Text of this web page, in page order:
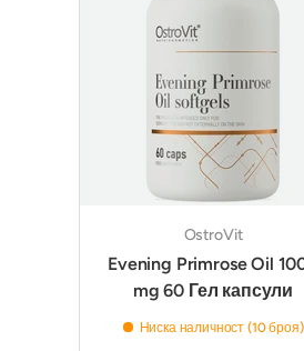
OstroVit
Evening Primrose Oil
mg 60 Гел капсули
Ниска наличност (10 броя)